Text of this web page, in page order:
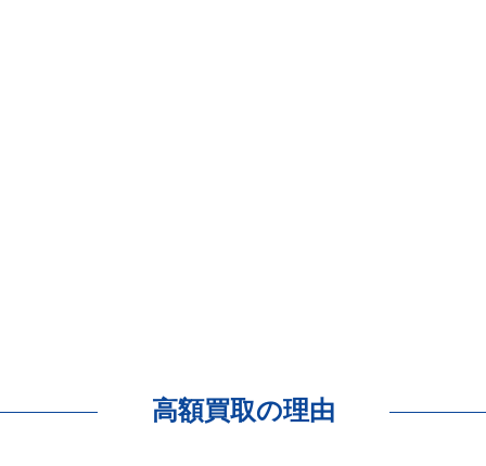
高額買取の理由